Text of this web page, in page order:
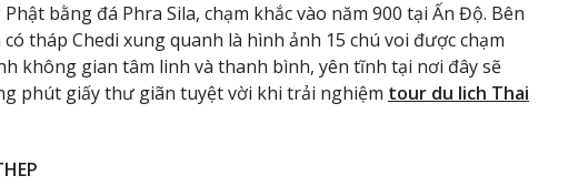
bằng đá Phra Sila, chạm khắc vào năm 900 tại Ấn Độ. Bên
tháp Chedi xung quanh là hình ảnh 15 chú voi được chạm
không gian tâm linh và thanh bình, yên tĩnh tại nơi đây sẽ
phút giấy thư giãn tuyệt vời khi trải nghiệm tour du lich Thai